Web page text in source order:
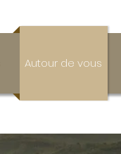
Autour de vous